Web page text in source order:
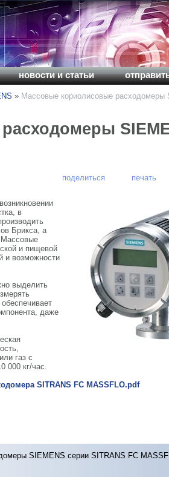
новости и статьи
» Массовые кориолисовые расходомеры
поделиться печать
в
Брикса, а
Массовые
и пищевой
и возможности
выделить
даже
газ с
000 кг/час.
SITRANS FC MASSFLO.pdf
SIEMENS серии SITRANS FC